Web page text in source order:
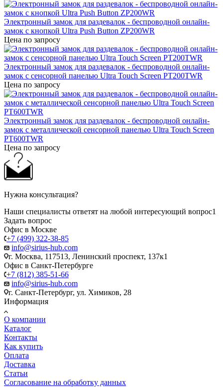
Электронный замок для раздевалок - беспроводной онлайн-
замок с кнопкой Ultra Push Button ZP200WR
Цена по запросу
Электронный замок для раздевалок - беспроводной онлайн-
замок с сенсорной панелью Ultra Touch Screen PT200TWR
Цена по запросу
Электронный замок для раздевалок - беспроводной онлайн-
замок с металлической сенсорной панелью Ultra Touch Screen
PT600TWR
Цена по запросу
Нужна консультация?
Наши специалисты ответят на любой интересующий вопрос1
Задать вопрос
Офис в Москве
+7 (499) 322-38-85
info@sirius-hub.com
г. Москва, 117513, Ленинский проспект, 137к1
Офис в Санкт-Петербурге
+7 (812) 385-51-66
info@sirius-hub.com
г. Санкт-Петербург, ул. Химиков, 28
Информация
О компании
Каталог
Контакты
Как купить
Оплата
Доставка
Статьи
Согласование на обработку данных